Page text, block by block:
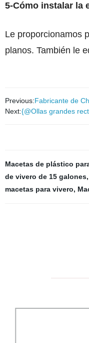
5-Cómo instalar la
Le proporcionamos
planos. También le
Previous:Fabricante de
Next:{@Ollas grandes
Macetas de plástico
de vivero de 15 galones,
macetas para vivero,